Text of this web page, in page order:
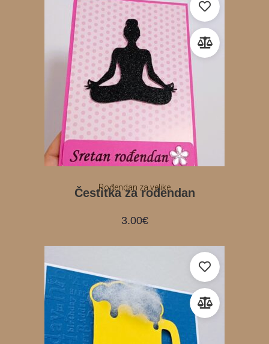
Rođendan za velike
Čestitka za rođendan
3.00€